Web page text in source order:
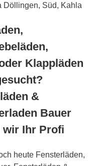
Döllingen, Süd, Kahla
Klappläden
&
Bauer
wir Ihr Profi
heute Fensterläden,